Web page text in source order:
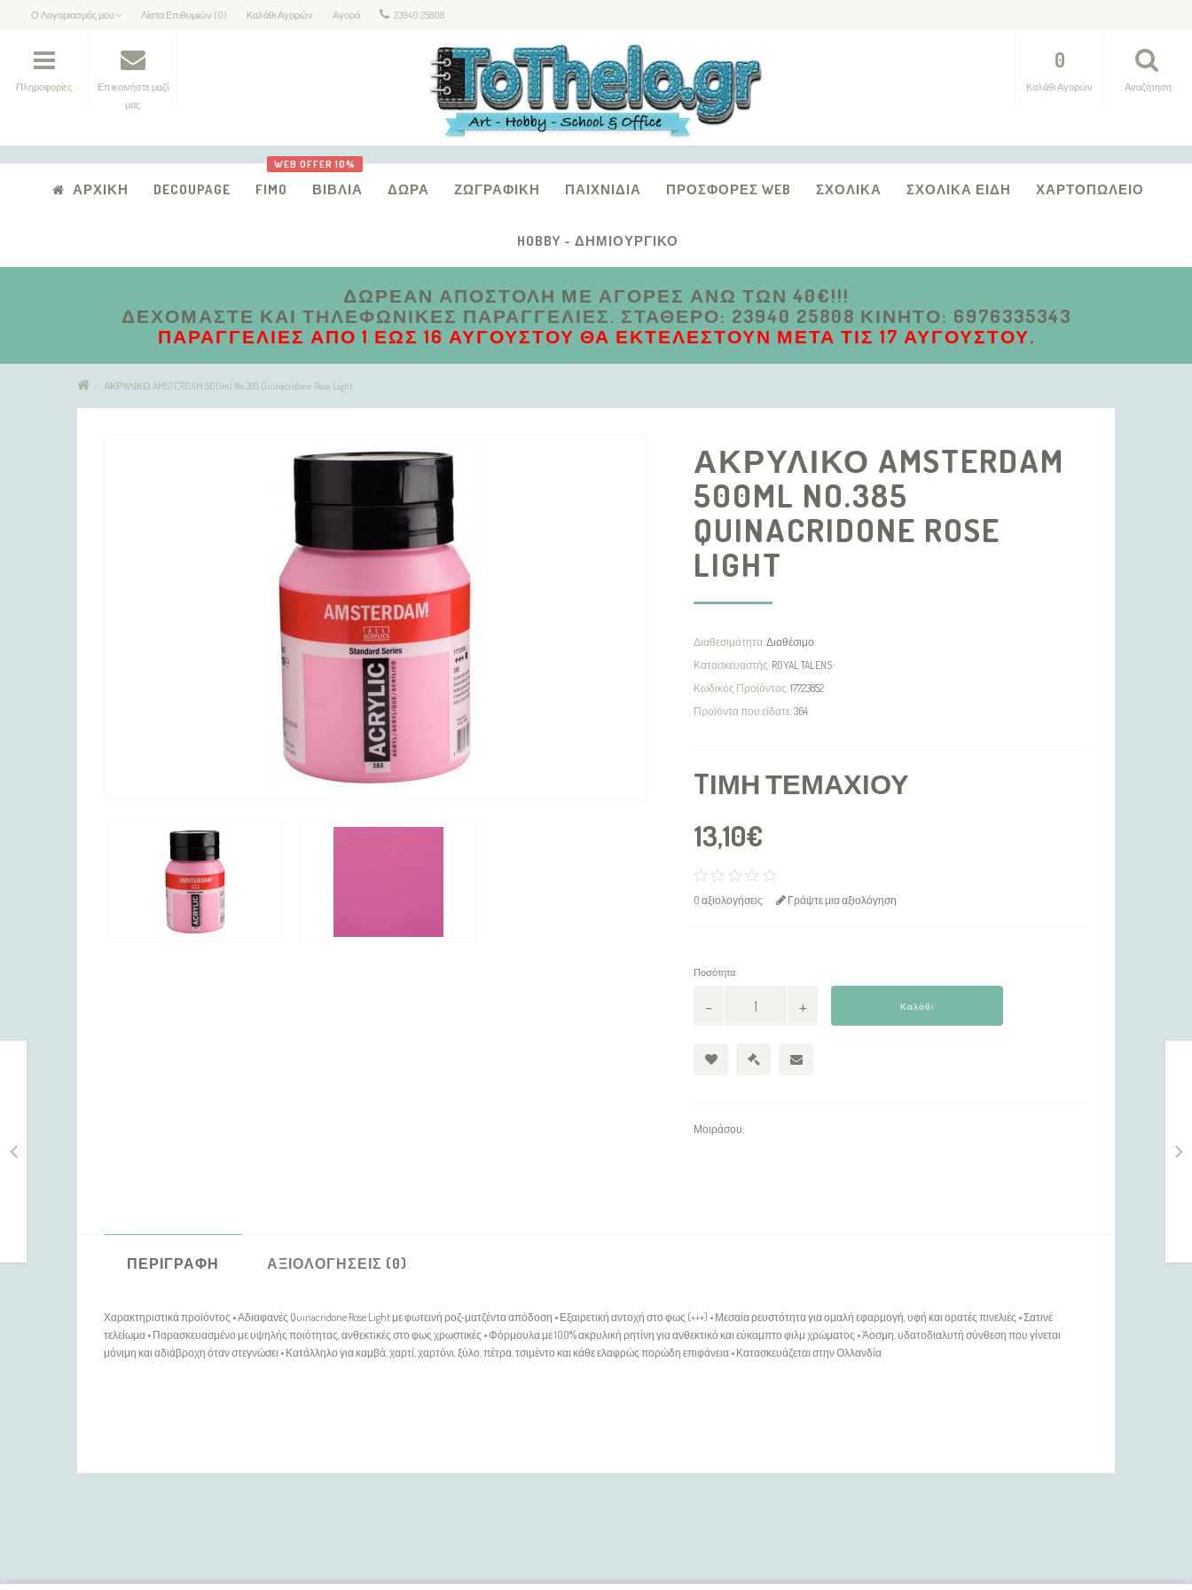
Ο Λογαριασμός μου Λίστα Επιθυμιών (0) Καλάθι Αγορών Αγορά 23940 25808
Πληροφορίες
Επικοινήστε μαζί
μας
Αναζήτηση
0
Καλάθι Αγορών
ΑΡΧΙΚΉ DECOUPAGE FIMO
WEB OFFER 10%
ΒΙΒΛΊΑ ΔΏΡΑ ΖΩΓΡΑΦΙΚΉ ΠΑΙΧΝΊΔΙΑ ΠΡΟΣΦΟΡΈΣ WEB ΣΧΟΛΙΚΆ ΣΧΟΛΙΚΆ ΕΊΔΗ ΧΑΡΤΟΠΩΛΕΊΟ
HOBBY - ΔΗΜΙΟΥΡΓΙΚΌ
ΔΩΡΕΑΝ ΑΠΟΣΤΟΛΗ ΜΕ ΑΓΟΡΕΣ ΑΝΩ ΤΩΝ 40€!!!
ΔΕΧΌΜΑΣΤΕ ΚΑΙ ΤΗΛΕΦΩΝΙΚΈΣ ΠΑΡΑΓΓΕΛΊΕΣ. ΣΤΑΘΕΡΌ: 23940 25808 ΚΙΝΗΤΌ: 6976335343
ΠΑΡΑΓΓΕΛΊΕΣ ΑΠΟ 1 ΈΩΣ 16 ΑΥΓΟΎΣΤΟΥ ΘΑ ΕΚΤΕΛΕΣΤΟΎΝ ΜΕΤΆ ΤΙΣ 17 ΑΥΓΟΎΣΤΟΥ.
ΑΚΡΥΛΙΚΟ AMSTERDAM 500ml No.385 Quinacridone Rose Light
ΑΚΡΥΛΙΚΟ AMSTERDAM
500ML NO.385
QUINACRIDONE ROSE
LIGHT
Διαθεσιμότητα:Διαθέσιμο
Κατασκευαστής: ROYAL TALENS
Κωδικός Προϊόντος:17723852
Προϊόντα που είδατε:364
TΙΜΉ ΤΕΜΑΧΊΟΥ
13,10€
0 αξιολογήσεις Γράψτε μια αξιολόγηση
Ποσότητα
Καλάθι
Μοιράσου:
ΠΕΡΙΓΡΑΦΉ ΑΞΙΟΛΟΓΉΣΕΙΣ (0)
Χαρακτηριστικά προϊόντος • Αδιαφανές Quinacridone Rose Light με φωτεινή ροζ‑ματζέντα απόδοση • Εξαιρετική αντοχή στο φως (+++) • Μεσαία ρευστότητα για ομαλή εφαρμογή, υφή και ορατές πινελιές • Σατινέ
τελείωμα • Παρασκευασμένο με υψηλής ποιότητας, ανθεκτικές στο φως χρωστικές • Φόρμουλα με 100% ακρυλική ρητίνη για ανθεκτικό και εύκαμπτο φιλμ χρώματος • Άοσμη, υδατοδιαλυτή σύνθεση που γίνεται
μόνιμη και αδιάβροχη όταν στεγνώσει • Κατάλληλο για καμβά, χαρτί, χαρτόνι, ξύλο, πέτρα, τσιμέντο και κάθε ελαφρώς πορώδη επιφάνεια • Κατασκευάζεται στην Ολλανδία
Η εταιρία μας Επικοινωνήστε μαζί μας Ευρετήριο Κατασκευαστών